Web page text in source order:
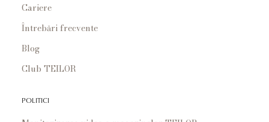
Cariere
Întrebări frecvente
Blog
Club TEILOR
POLITICI